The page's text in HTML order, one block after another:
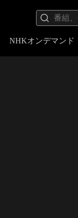
NHKオンデマンド